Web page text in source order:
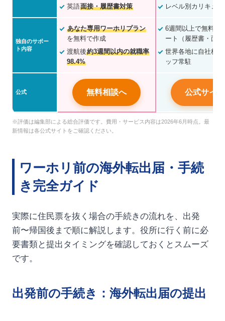
英語面接・履歴書対策
レベル別カリキュ
独自のサポー
ト内容
あなた専用ワーホリプラン
を無料で作成
渡航後約3週間以内の就職率
98.4%
6週間以上で無料の
ート（履歴書・面
世界各地に自社校
ッフ常駐
公式 無料相談へ 公式サイト
※評価は編集部による総合評価です。費用・サービス内容は2026年6月時点。最
新情報は各公式サイトをご確認ください。
ワーホリ前の海外転出届・手続
き完全ガイド
実際に住民票を抜く場合の手続きの流れを、出発
前〜帰国後まで順に解説します。役所に行く前に必
要書類と提出タイミングを確認しておくとスムーズ
です。
出発前の手続き：海外転出届の提出